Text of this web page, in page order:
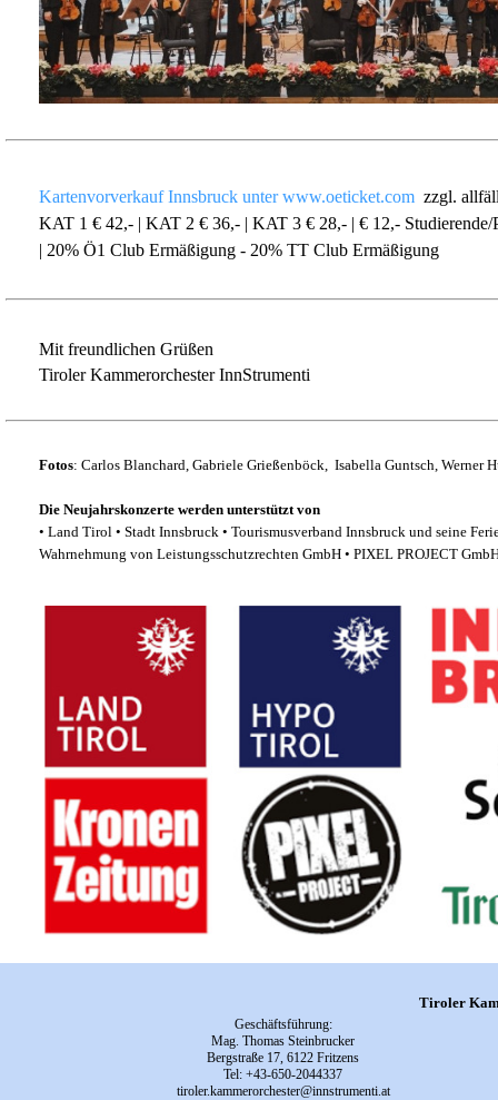
Kartenvorverkauf Innsbruck unter www.oeticket.com zzgl.
KAT 1 € 42,- | KAT 2 € 36,- | KAT 3 € 28,- | € 12,- Studierende/
| 20% Ö1 Club Ermäßigung - 20% TT Club Ermäßigung
Mit freundlichen Grüßen
Tiroler Kammerorchester InnStrumenti
Fotos: Carlos Blanchard, Gabriele Grießenböck, Isabella Guntsch, Werner
Die Neujahrskonzerte werden unterstützt von
• Land Tirol • Stadt Innsbruck • Tourismusverband Innsbruck und seine
Wahrnehmung von Leistungsschutzrechten GmbH • PIXEL PROJECT
Tiroler
Geschäftsführung:
Mag. Thomas Steinbrucker
Bergstraße 17, 6122 Fritzens
Tel: +43-650-2044337
tiroler.kammerorchester@innstrumenti.at